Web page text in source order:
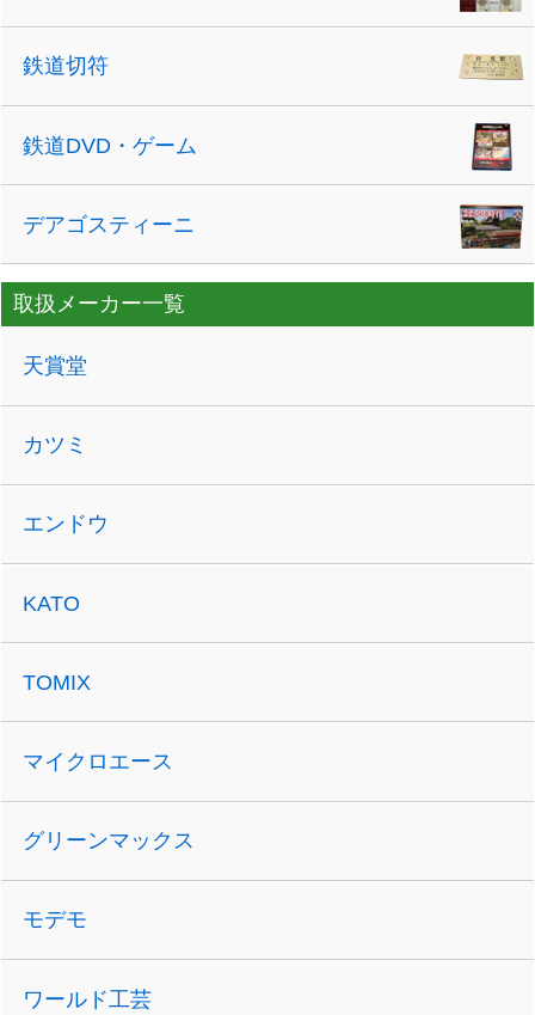
鉄道切符
鉄道DVD・ゲーム
デアゴスティーニ
取扱メーカー一覧
天賞堂
カツミ
エンドウ
KATO
TOMIX
マイクロエース
グリーンマックス
モデモ
ワールド工芸